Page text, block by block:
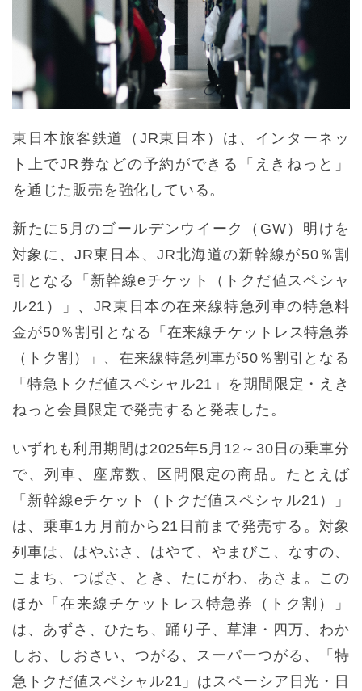
東日本旅客鉄道（JR東日本）は、インターネッ
ト上でJR券などの予約ができる「えきねっと」
を通じた販売を強化している。
新たに5月のゴールデンウイーク（GW）明けを
対象に、JR東日本、JR北海道の新幹線が50％割
引となる「新幹線eチケット（トクだ値スペシャ
ル21）」、JR東日本の在来線特急列車の特急料
金が50％割引となる「在来線チケットレス特急券
（トク割）」、在来線特急列車が50％割引となる
「特急トクだ値スペシャル21」を期間限定・えき
ねっと会員限定で発売すると発表した。
いずれも利用期間は2025年5月12～30日の乗車分
で、列車、座席数、区間限定の商品。たとえば
「新幹線eチケット（トクだ値スペシャル21）」
は、乗車1カ月前から21日前まで発売する。対象
列車は、はやぶさ、はやて、やまびこ、なすの、
こまち、つばさ、とき、たにがわ、あさま。この
ほか「在来線チケットレス特急券（トク割）」
は、あずさ、ひたち、踊り子、草津・四万、わか
しお、しおさい、つがる、スーパーつがる、「特
急トクだ値スペシャル21」はスペーシア日光・日